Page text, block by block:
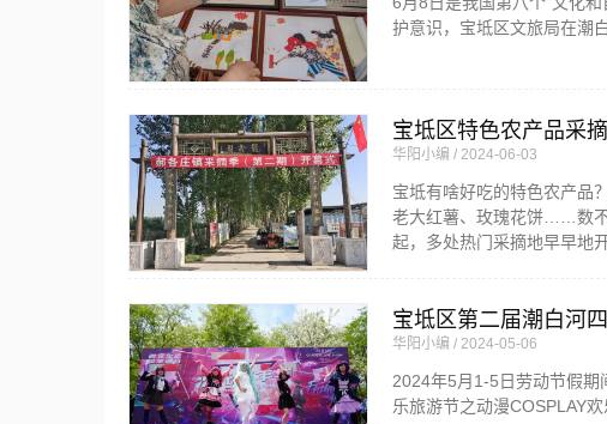
护意识，宝坻区文旅局在潮
宝坻区特色农产品采
华阳小编 2024-06-03
宝坻有啥好吃的特色农产品
老大红薯、玫瑰花饼……数不
起，多处热门采摘地早早地
宝坻区第二届潮白河
华阳小编 2024-05-06
2024年5月1-5日劳动节假期
乐旅游节之动漫COSPLAY欢